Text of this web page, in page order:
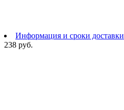
Информация и сроки доставки
238 руб.